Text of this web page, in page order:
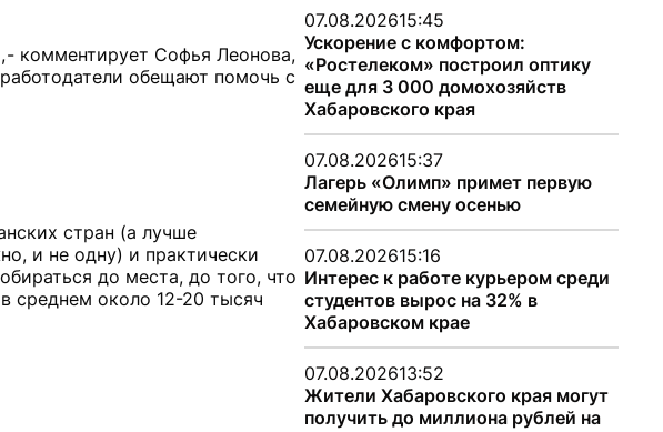
комментирует Софья Леонова,
обещают помочь с
стран (а лучше
и не одну) и практически
до места, до того, что
среднем около 12-20 тысяч
07.08.202615:45
Ускорение с комфортом:
«Ростелеком» построил оптику
еще для 3 000 домохозяйств
Хабаровского края
07.08.202615:37
Лагерь «Олимп» примет первую
семейную смену осенью
07.08.202615:16
Интерес к работе курьером среди
студентов вырос на 32% в
Хабаровском крае
07.08.202613:52
Жители Хабаровского края могут
получить до миллиона рублей на